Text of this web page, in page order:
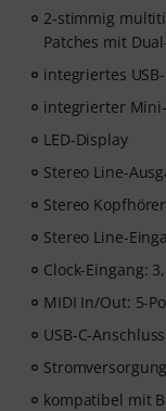
2-stimmig
Patches mit
integriertes
integrierter
LED-Display
Stereo Line-
Stereo
Stereo Line-
Clock-Eingang:
MIDI In/Out: 5-
USB-C-Anschluss
kompatibel mit